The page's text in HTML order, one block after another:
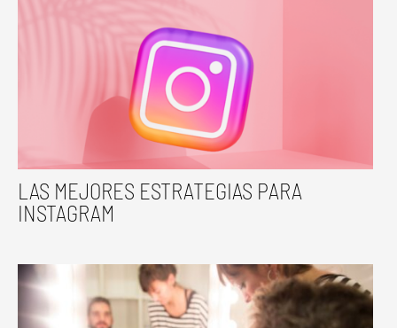
LAS MEJORES ESTRATEGIAS PARA
INSTAGRAM